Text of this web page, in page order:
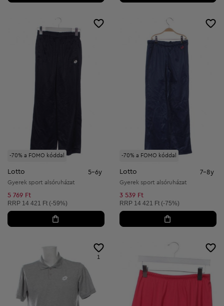
-70% a FOMO kóddal
Lotto 5-6y
Gyerek sport alsóruházat
5 769 Ft
Ajánlott ár:
RRP 14 421 Ft (-59%)
-70% a FOMO kóddal
Lotto 7-8y
Gyerek sport alsóruházat
3 539 Ft
Ajánlott ár:
RRP 14 421 Ft (-75%)
1